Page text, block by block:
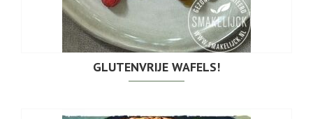
GLUTENVRIJE WAFELS!